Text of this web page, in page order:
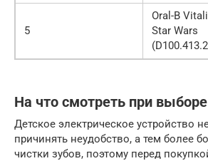
5
Oral-B
Star Wars
На что смотреть при выборе
Детское электрическое устройство
причинять неудобство, а тем более
чистки зубов, поэтому перед